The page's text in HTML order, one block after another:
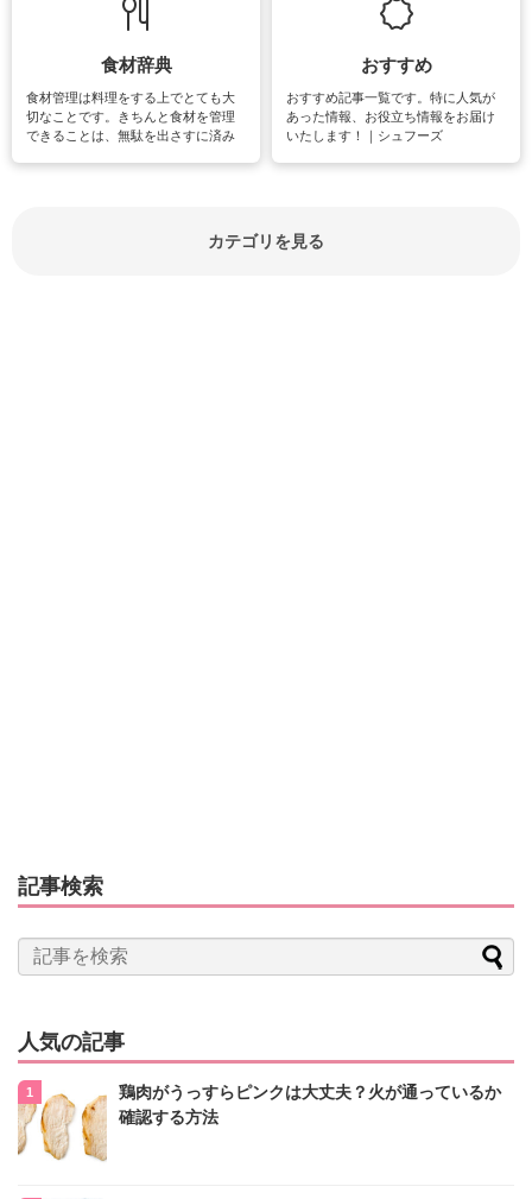
楽しめそうな趣味に関する情報をご
紹介しています。
食材辞典
食材管理は料理をする上でとても大
切なことです。きちんと食材を管理
できることは、無駄を出さすに済み
おすすめ
おすすめ記事一覧です。特に人気が
あった情報、お役立ち情報をお届け
いたします！｜シュフーズ
カテゴリを見る
記事検索
人気の記事
鶏肉がうっすらピンクは大丈夫？火が通っているか
確認する方法